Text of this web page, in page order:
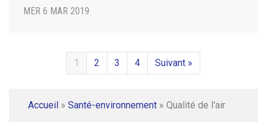
MER 6 MAR 2019
1 2 3 4 Suivant »
Accueil » Santé-environnement » Qualité de l'air